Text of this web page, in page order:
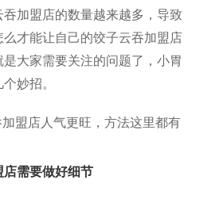
加盟店的数量越来越多，导致
才能让自己的饺子云吞加盟店
是大家需要关注的问题了，小胃
妙招。
店需要做好细节